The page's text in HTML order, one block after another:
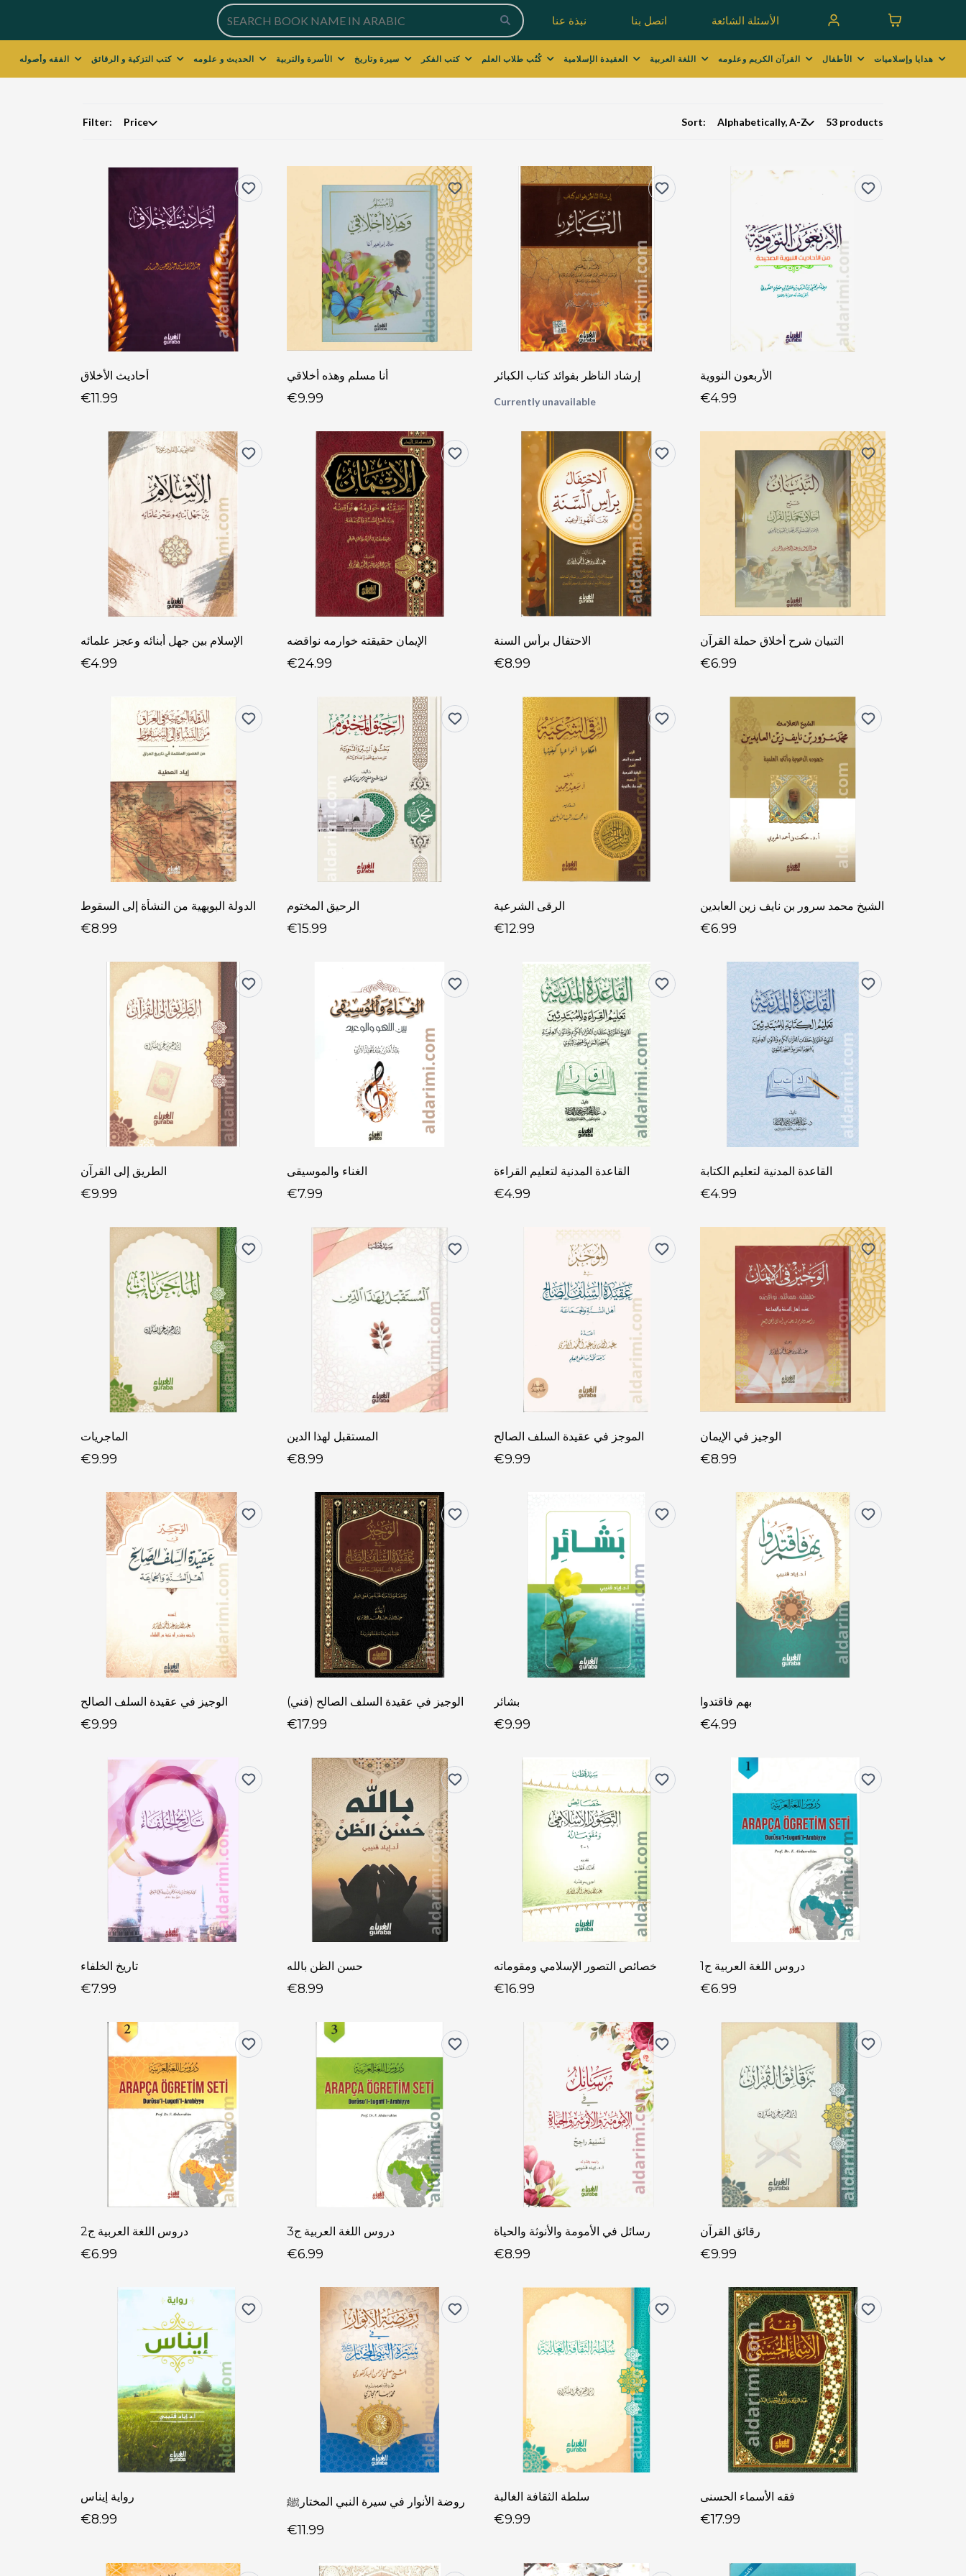
نبذة عنا اتصل بنا الأسئلة الشائعة
Filter: Price Sort: 53 products
أحاديث الأخلاق
€11.99
أنا مسلم وهذه أخلاقي
€9.99
إرشاد الناظر بفوائد كتاب الكبائر
Currently unavailable
الأربعون النووية
€4.99
الإسلام بين جهل أبنائه وعجز علمائه
€4.99
الإيمان حقيقته خوارمه نواقضه
€24.99
الاحتفال برأس السنة
€8.99
التبيان شرح أخلاق حملة القرآن
€6.99
الدولة البويهية من النشأة إلى السقوط
€8.99
الرحيق المختوم
€15.99
الرقى الشرعية
€12.99
الشيخ محمد سرور بن نايف زين العابدين
€6.99
الطريق إلى القرآن
€9.99
الغناء والموسيقى
€7.99
القاعدة المدنية لتعليم القراءة
€4.99
القاعدة المدنية لتعليم الكتابة
€4.99
الماجريات
€9.99
المستقبل لهذا الدين
€8.99
الموجز في عقيدة السلف الصالح
€9.99
الوجيز في الإيمان
€8.99
الوجيز في عقيدة السلف الصالح
€9.99
الوجيز في عقيدة السلف الصالح (فني)
€17.99
بشائر
€9.99
بهم فاقتدوا
€4.99
تاريخ الخلفاء
€7.99
حسن الظن بالله
€8.99
خصائص التصور الإسلامي ومقوماته
€16.99
دروس اللغة العربية ج1
€6.99
دروس اللغة العربية ج2
€6.99
دروس اللغة العربية ج3
€6.99
رسائل في الأمومة والأنوثة والحياة
€8.99
رقائق القرآن
€9.99
رواية إيناس
€8.99
روضة الأنوار في سيرة النبي المختارﷺ
€11.99
سلطة الثقافة الغالبة
€9.99
فقه الأسماء الحسنى
€17.99